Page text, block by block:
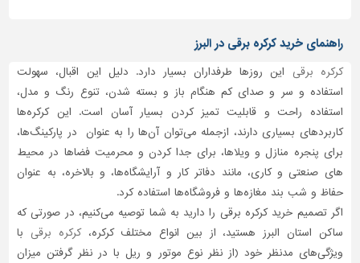
و
نما
ساخت
ساز
تاسیسات
ساختمان
شهرسازی،
ترافیک
و
سازه
راهنمای خرید کرکره برقی در البرز
کرکره برقی این روزها طرفداران بسیار دارد. دلیل این اقبال، سهولت
استفاده و سر و صدای کم هنگام باز و بسته شدن، تنوع رنگ و مدل،
استفاده راحت و قابلیت تمیز کردن بسیار آسان است. این کرکره‌ها
کاربردهای بسیاری دارند، ازجمله می‌توان آن‌ها را به عنوان در ‌پارکینگ‌ها،
برای پنجره منازل و ویلاها، برای جدا کردن و محرمیت فضاها در محیط
های صنعتی و کاری، مانند دفاتر کار و آرایشگاه‌ها، و بالاخره، به عنوان
حفاظ و شب بند مغازه‌ها و فروشگا‌ه‌ها استفاده کرد.
اگر تصمیم خرید کرکره برقی را دارید به شما توصیه می‌کنیم، در صورتی که
ساکن استان البرز هستید، از بین انواع مختلف کرکره،کرکره برقی با
ویژگی‌های مدنظر خود (از نظر نوع موتور و ریل با در نظر گرفتن میزان